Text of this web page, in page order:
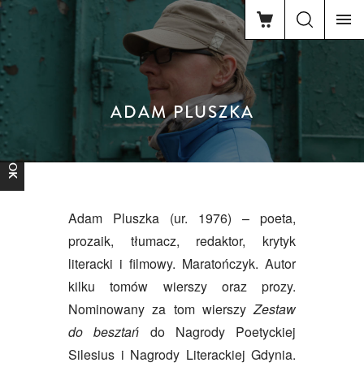
ADAM PLUSZKA
FACEBOOK
Adam Pluszka (ur. 1976) – poeta,
prozaik, tłumacz, redaktor, krytyk
literacki i filmowy. Maratończyk. Autor
kilku tomów wierszy oraz prozy.
Nominowany za tom wierszyZestaw
do besztań do Nagrody Poetyckiej
Silesius i Nagrody Literackiej Gdynia.